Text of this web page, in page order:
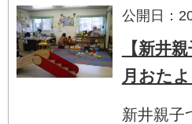
公開日：
【新井
月おたよ
新井親子